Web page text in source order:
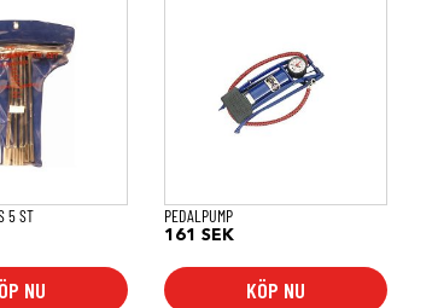
5 ST
NU
PEDALPUMP
161SEK
KÖP NU